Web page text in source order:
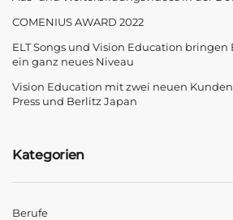
COMENIUS AWARD 2022
ELT Songs und Vision Education
ein ganz neues Niveau
Vision Education mit zwei neuen
Press und Berlitz Japan
Kategorien
Berufe